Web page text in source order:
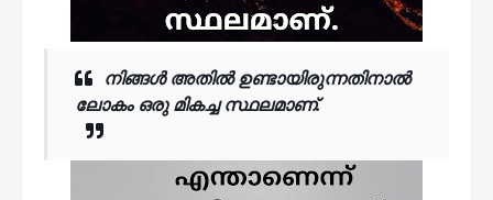
നിങ്ങൾ അതിൽ ഉണ്ടായിരുന്നതിനാൽ
ലോകം ഒരു മികച്ച സ്ഥലമാണ്.